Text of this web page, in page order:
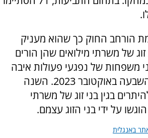
הורחב החוק כך שהוא מעניק
של משרתי מילואים שהן הורים
משפחות של נפגעי פעולות איבה
וחיילים שנפלו מאז השבעה באוקטובר 2023. השנה
להיתרים בגין בני זוג של משרתי
באנגלית